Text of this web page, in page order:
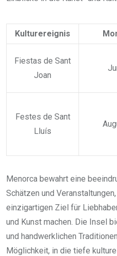
Kulturereignis
Fiestas de Sant
Joan
Festes de Sant
Lluís
Menorca bewahrt eine
Schätzen und
einzigartigen Ziel für
und Kunst machen. Die Insel
und handwerklichen
Möglichkeit, in die tiefe